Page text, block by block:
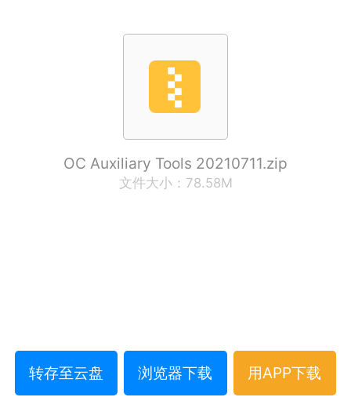
OC Auxiliary Tools 20210711.zip
文件大小：78.58M
转存至云盘 浏览器下载 用APP下载